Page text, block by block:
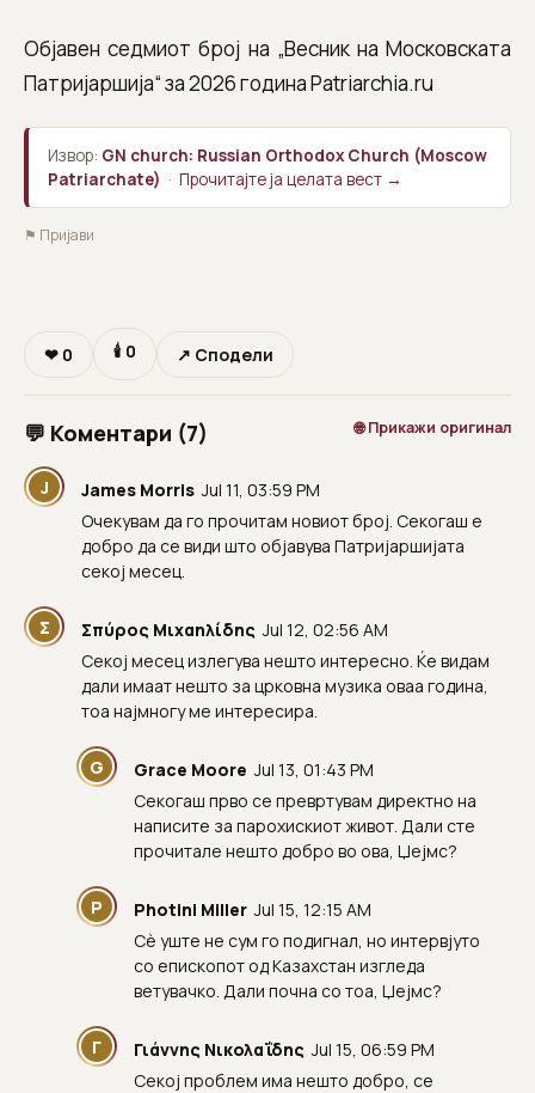
Објавен седмиот број на „Весник на Московската
Патријаршија“ за 2026 година Patriarchia.ru
Извор: GN church: Russian Orthodox Church (Moscow
Patriarchate) · Прочитајте ја целата вест →
⚑ Пријави
❤ 0 🕯 0 ↗ Сподели
💬 Коментари (7) 🌐 Прикажи оригинал
J James Morris Jul 11, 03:59 PM
Очекувам да го прочитам новиот број. Секогаш е
добро да се види што објавува Патријаршијата
секој месец.
Σ Σπύρος Μιχαηλίδης Jul 12, 02:56 AM
Секој месец излегува нешто интересно. Ќе видам
дали имаат нешто за црковна музика оваа година,
тоа најмногу ме интересира.
G Grace Moore Jul 13, 01:43 PM
Секогаш прво се превртувам директно на
написите за парохискиот живот. Дали сте
прочитале нешто добро во ова, Џејмс?
P Photini Miller Jul 15, 12:15 AM
Сè уште не сум го подигнал, но интервјуто
со епископот од Казахстан изгледа
ветувачко. Дали почна со тоа, Џејмс?
Γ Γιάννης Νικολαΐδης Jul 15, 06:59 PM
Секој проблем има нешто добро, се